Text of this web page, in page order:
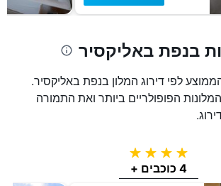
בנפת באליקסיר
לפי דירוג המלון בנפת באליקסיר.
הפופולריים ביותר ואת התמורה
4 כוכבים
4 כוכבים +